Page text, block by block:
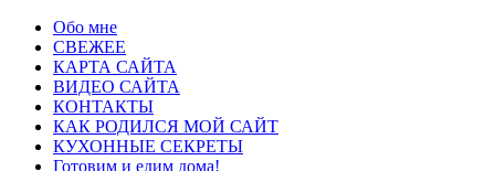
Обо мне
СВЕЖЕЕ
КАРТА САЙТА
ВИДЕО САЙТА
КОНТАКТЫ
КАК РОДИЛСЯ МОЙ САЙТ
КУХОННЫЕ СЕКРЕТЫ
Готовим и едим дома!